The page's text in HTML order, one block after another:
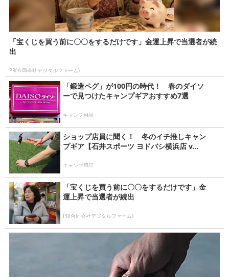
「宝くじを買う前に〇〇をするだけです」金運上昇で当選者が続
出
PR(合同会社デジタルファーム)
「鍛造ペグ」が100円の時代！ 春のダイソ
ーで見つけたキャンプギアおすすめ7選
キャンプ用品
ショップ店員に聞く！ 冬のイチ推しキャン
プギア【石井スポーツ ヨドバシ横浜店 v...
キャンプ用品
「宝くじを買う前に〇〇をするだけです」金
運上昇で当選者が続出
PR(合同会社デジタルファーム)